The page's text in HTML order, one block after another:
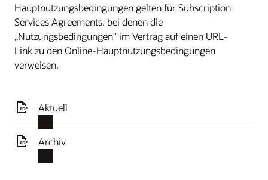
Hauptnutzungsbedingungen gelten für Subscription
Services Agreements, bei denen die
„Nutzungsbedingungen“ im Vertrag auf einen URL-
Link zu den Online-Hauptnutzungsbedingungen
verweisen.
Aktuell
Archiv